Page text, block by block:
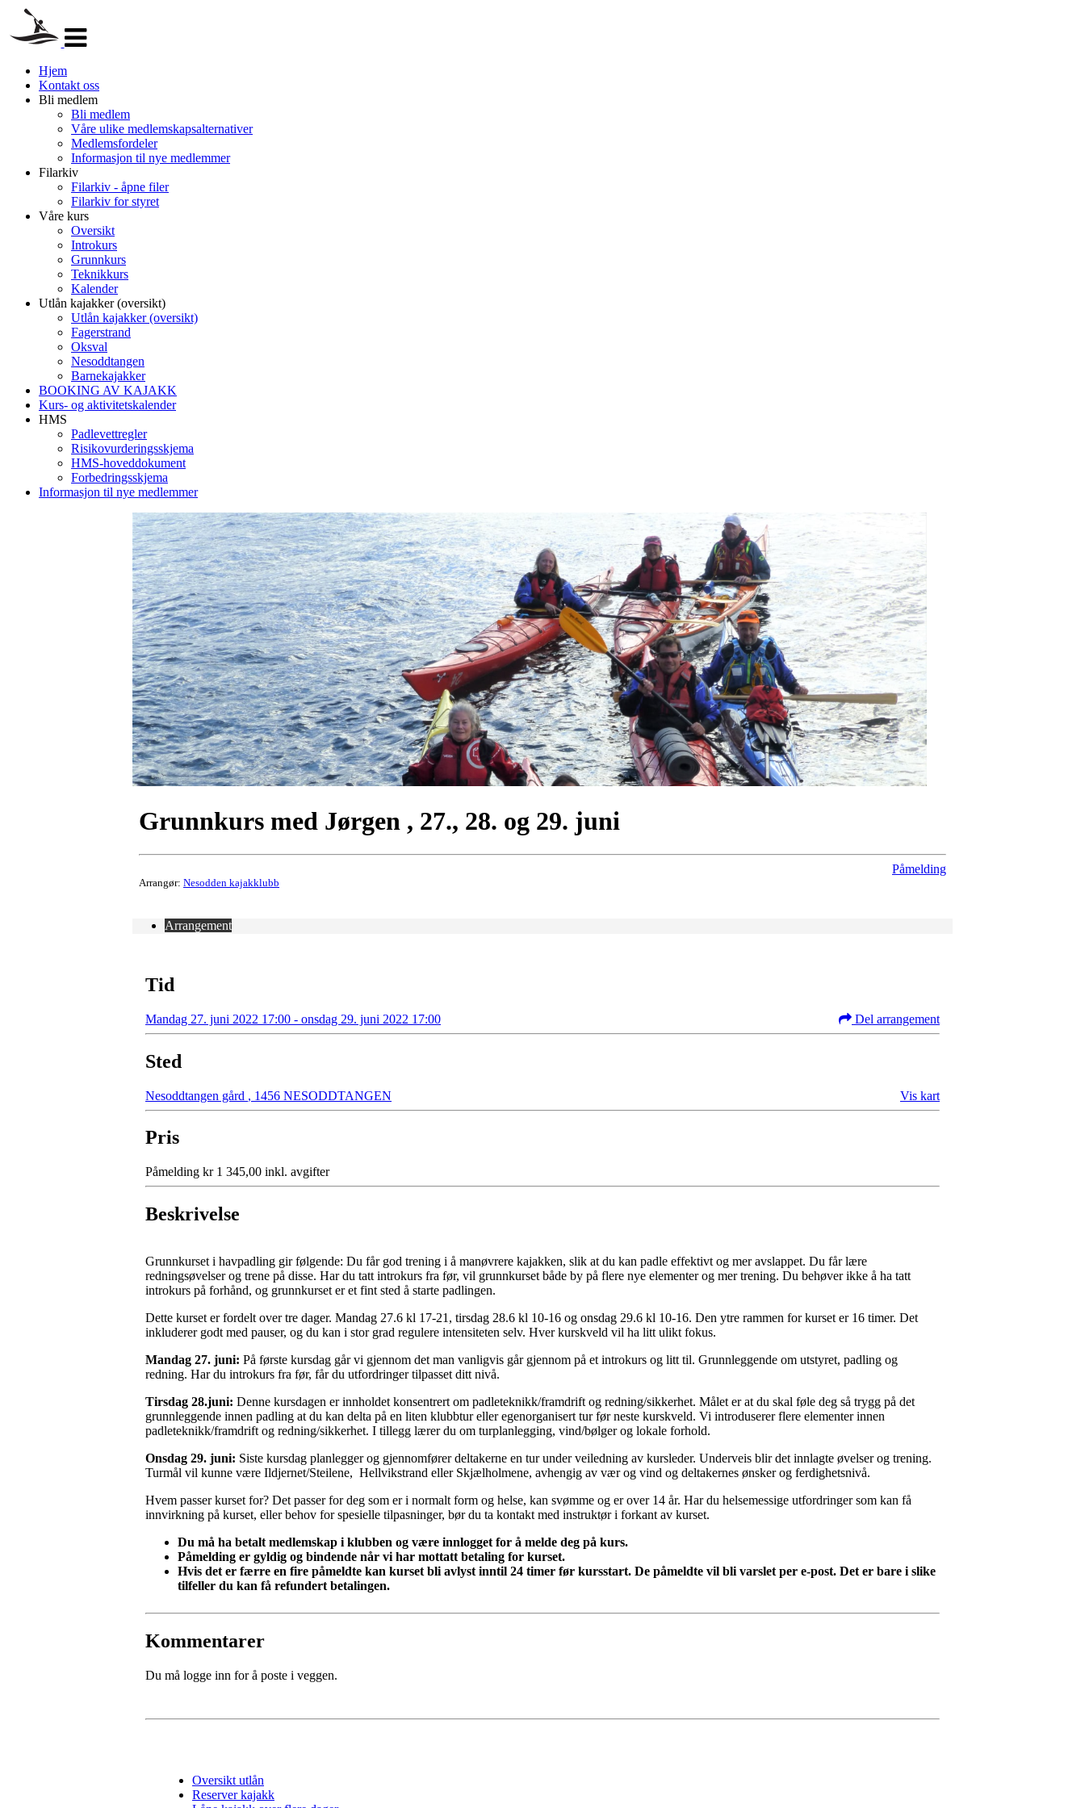
navigasjon
Hjem
Kontakt oss
Bli medlem
Bli medlem
Våre ulike medlemskapsalternativer
Medlemsfordeler
Informasjon til nye medlemmer
Filarkiv
Filarkiv - åpne filer
Filarkiv for styret
Våre kurs
Oversikt
Introkurs
Grunnkurs
Teknikkurs
Kalender
Utlån kajakker (oversikt)
Utlån kajakker (oversikt)
Fagerstrand
Oksval
Nesoddtangen
Barnekajakker
BOOKING AV KAJAKK
Kurs- og aktivitetskalender
HMS
Padlevettregler
Risikovurderingsskjema
HMS-hoveddokument
Forbedringsskjema
Informasjon til nye medlemmer
Grunnkurs med Jørgen , 27., 28. og 29. juni
Arrangør: Nesodden kajakklubb
Påmelding
Arrangement
Tid
Mandag 27. juni 2022 17:00 - onsdag 29. juni 2022 17:00 Del arrangement
Sted
Nesoddtangen gård , 1456 NESODDTANGEN Vis kart
Pris
Påmelding kr 1 345,00 inkl. avgifter
Beskrivelse
Grunnkurset i havpadling gir følgende: Du får god trening i å manøvrere kajakken, slik at du kan padle effektivt og mer avslappet. Du får lære
redningsøvelser og trene på disse. Har du tatt introkurs fra før, vil grunnkurset både by på flere nye elementer og mer trening. Du behøver ikke å ha tatt
introkurs på forhånd, og grunnkurset er et fint sted å starte padlingen.
Dette kurset er fordelt over tre dager. Mandag 27.6 kl 17-21, tirsdag 28.6 kl 10-16 og onsdag 29.6 kl 10-16. Den ytre rammen for kurset er 16 timer. Det
inkluderer godt med pauser, og du kan i stor grad regulere intensiteten selv. Hver kurskveld vil ha litt ulikt fokus.
Mandag 27. juni: På første kursdag går vi gjennom det man vanligvis går gjennom på et introkurs og litt til. Grunnleggende om utstyret, padling og
redning. Har du introkurs fra før, får du utfordringer tilpasset ditt nivå.
Tirsdag 28.juni: Denne kursdagen er innholdet konsentrert om padleteknikk/framdrift og redning/sikkerhet. Målet er at du skal føle deg så trygg på det
grunnleggende innen padling at du kan delta på en liten klubbtur eller egenorganisert tur før neste kurskveld. Vi introduserer flere elementer innen
padleteknikk/framdrift og redning/sikkerhet. I tillegg lærer du om turplanlegging, vind/bølger og lokale forhold.
Onsdag 29. juni: Siste kursdag planlegger og gjennomfører deltakerne en tur under veiledning av kursleder. Underveis blir det innlagte øvelser og trening.
Turmål vil kunne være Ildjernet/Steilene, Hellvikstrand eller Skjælholmene, avhengig av vær og vind og deltakernes ønsker og ferdighetsnivå.
Hvem passer kurset for? Det passer for deg som er i normalt form og helse, kan svømme og er over 14 år. Har du helsemessige utfordringer som kan få
innvirkning på kurset, eller behov for spesielle tilpasninger, bør du ta kontakt med instruktør i forkant av kurset.
Du må ha betalt medlemskap i klubben og være innlogget for å melde deg på kurs.
Påmelding er gyldig og bindende når vi har mottatt betaling for kurset.
Hvis det er færre en fire påmeldte kan kurset bli avlyst inntil 24 timer før kursstart. De påmeldte vil bli varslet per e-post. Det er bare i slike
tilfeller du kan få refundert betalingen.
Kommentarer
Du må logge inn for å poste i veggen.
Oversikt utlån
Reserver kajakk